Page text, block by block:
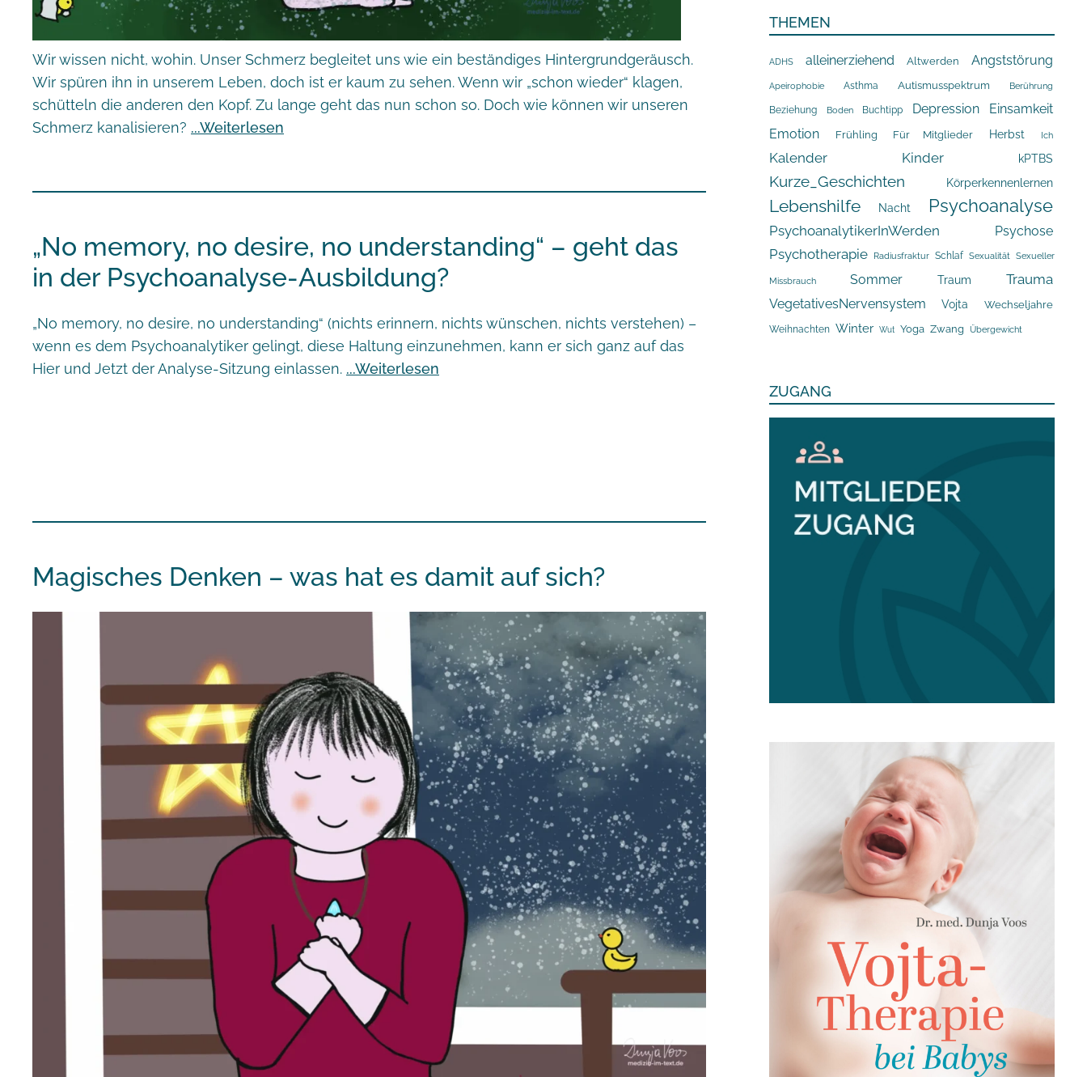
Wir wissen nicht, wohin. Unser Schmerz begleitet uns wie ein beständiges Hintergrundgeräusch.
Wir spüren ihn in unserem Leben, doch ist er kaum zu sehen. Wenn wir „schon wieder“ klagen,
schütteln die anderen den Kopf. Zu lange geht das nun schon so. Doch wie können wir unseren
Schmerz kanalisieren?
Weiterlesen
„No memory, no desire, no understanding“ – geht das
in der Psychoanalyse-Ausbildung?
„No memory, no desire, no understanding“ (nichts erinnern, nichts wünschen, nichts verstehen) –
wenn es dem Psychoanalytiker gelingt, diese Haltung einzunehmen, kann er sich ganz auf das
Hier und Jetzt der Analyse-Sitzung einlassen.
Weiterlesen
Magisches Denken – was hat es damit auf sich?
THEMEN
ADHS alleinerziehend Altwerden Angststörung
Apeirophobie Asthma Autismusspektrum Berührung
Beziehung Boden Buchtipp Depression
Einsamkeit
Emotion
Frühling Für Mitglieder Herbst Ich
Kalender Kinder kPTBS
Kurze_Geschichten Körperkennenlernen
Lebenshilfe Nacht Psychoanalyse
PsychoanalytikerInWerden Psychose
Psychotherapie Radiusfraktur Schlaf Sexualität Sexueller
Missbrauch Sommer Traum Trauma
VegetativesNervensystem Vojta Wechseljahre
Weihnachten Winter Wut Yoga Zwang Übergewicht
ZUGANG